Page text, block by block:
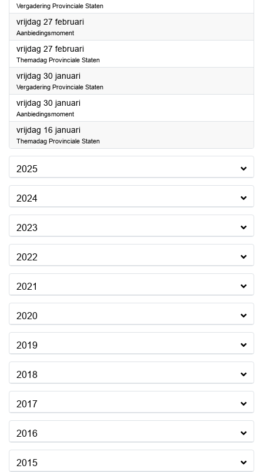
Vergadering Provinciale Staten
vrijdag 27 februari2026
Aanbiedingsmoment
vrijdag 27 februari2026
Themadag Provinciale Staten
vrijdag 30 januari2026
Vergadering Provinciale Staten
vrijdag 30 januari2026
Aanbiedingsmoment
vrijdag 16 januari2026
Themadag Provinciale Staten
2025
2024
2023
2022
2021
2020
2019
2018
2017
2016
2015